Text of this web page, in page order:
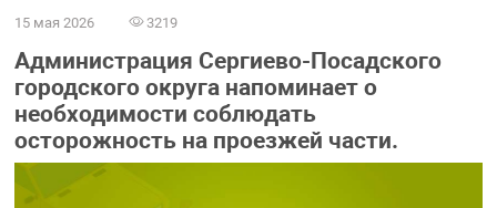
15 мая 2026 3219
Администрация Сергиево-Посадского
городского округа напоминает о
необходимости соблюдать
осторожность на проезжей части.